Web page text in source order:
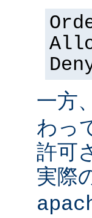
一方
わっ
許可
実際